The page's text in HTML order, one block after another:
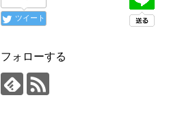
ツイート
フォローする